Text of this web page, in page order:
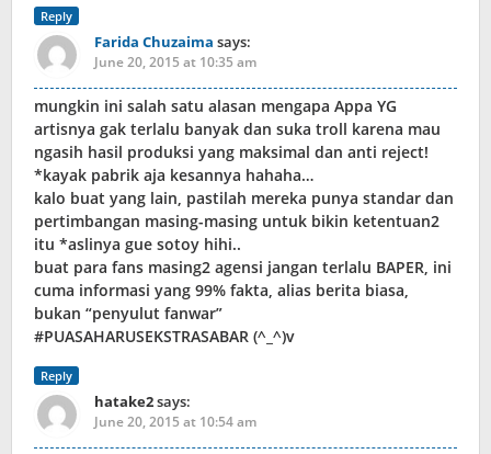
Reply
Farida Chuzaima says:
June 20, 2015 at 10:35 am
mungkin ini salah satu alasan mengapa Appa YG
artisnya gak terlalu banyak dan suka troll karena mau
ngasih hasil produksi yang maksimal dan anti reject!
*kayak pabrik aja kesannya hahaha…
kalo buat yang lain, pastilah mereka punya standar dan
pertimbangan masing-masing untuk bikin ketentuan2
itu *aslinya gue sotoy hihi..
buat para fans masing2 agensi jangan terlalu BAPER, ini
cuma informasi yang 99% fakta, alias berita biasa,
bukan “penyulut fanwar”
#PUASAHARUSEKSTRASABAR (^_^)v
Reply
hatake2says:
June 20, 2015 at 10:54 am